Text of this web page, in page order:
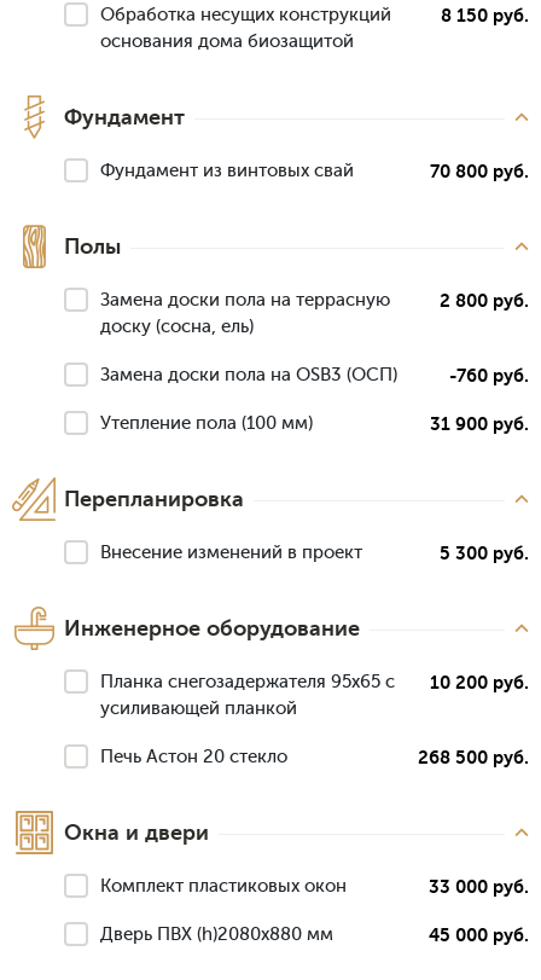
Обработка несущих конструкций
основания дома биозащитой
8 150 руб.
Фундамент
Фундамент из винтовых свай 70 800 руб.
Полы
Замена доски пола на террасную
доску (сосна, ель)
2 800 руб.
Замена доски пола на OSB3 (ОСП) -760 руб.
Утепление пола (100 мм) 31 900 руб.
Перепланировка
Внесение изменений в проект 5 300 руб.
Инженерное оборудование
Планка снегозадержателя 95х65 с
усиливающей планкой
10 200 руб.
Печь Астон 20 стекло 268 500 руб.
Окна и двери
Комплект пластиковых окон 33 000 руб.
Дверь ПВХ (h)2080х880 мм 45 000 руб.